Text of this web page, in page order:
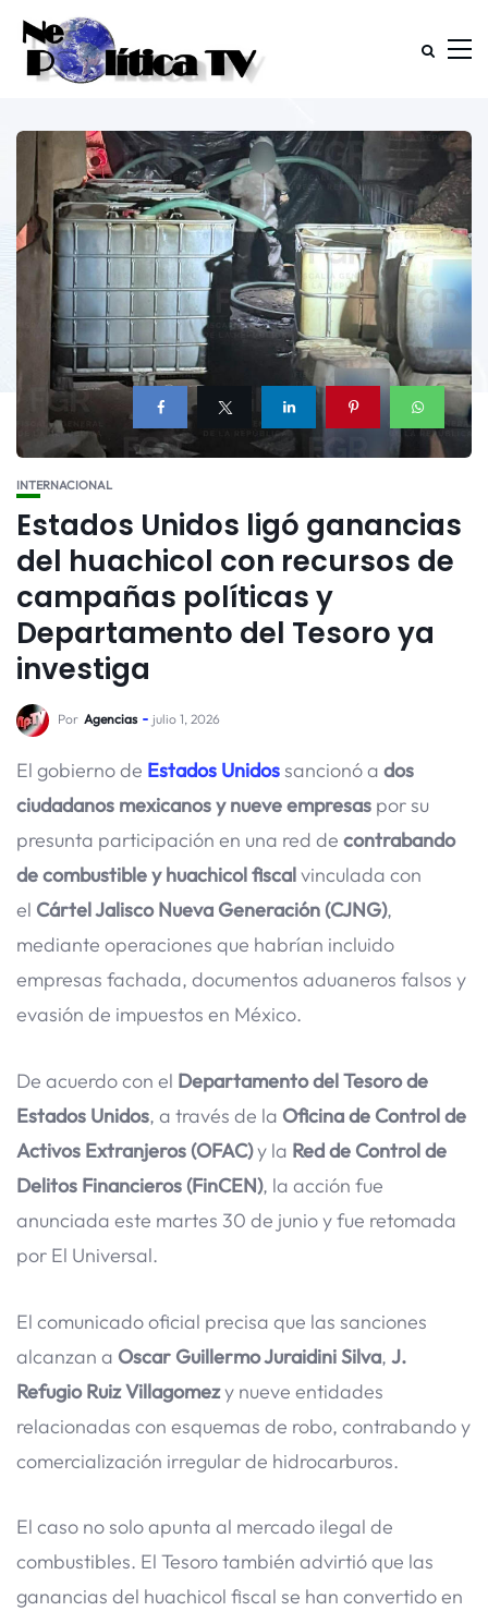
INTERNACIONAL
Estados Unidos ligó ganancias
del huachicol con recursos de
campañas políticas y
Departamento del Tesoro ya
investiga
Por Agencias julio 1, 2026
El gobierno de Estados Unidossancionó a dos
ciudadanos mexicanos y nueve empresas por su
presunta participación en una red de contrabando
de combustible y huachicol fiscalvinculada con
el Cártel Jalisco Nueva Generación (CJNG),
mediante operaciones que habrían incluido
empresas fachada, documentos aduaneros falsos y
evasión de impuestos en México.
De acuerdo con el Departamento del Tesoro de
Estados Unidos, a través de la Oficina de Control de
Activos Extranjeros (OFAC)y la Red de Control de
Delitos Financieros (FinCEN), la acción fue
anunciada este martes 30 de junio y fue retomada
por El Universal.
El comunicado oficial precisa que las sanciones
alcanzan a Oscar Guillermo Juraidini Silva, J.
Refugio Ruiz Villagomezy nueve entidades
relacionadas con esquemas de robo, contrabando y
comercialización irregular de hidrocarburos.
El caso no solo apunta al mercado ilegal de
combustibles. El Tesoro también advirtió que las
ganancias del huachicol fiscal se han convertido en